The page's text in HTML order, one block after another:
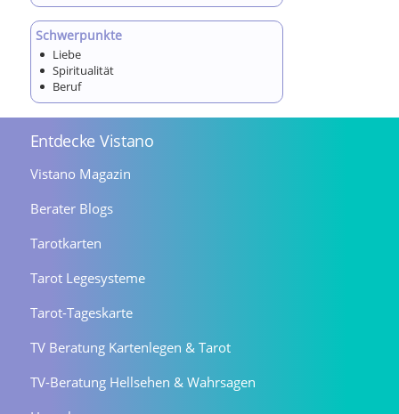
Schwerpunkte
Liebe
Spiritualität
Beruf
Entdecke Vistano
Vistano Magazin
Berater Blogs
Tarotkarten
Tarot Legesysteme
Tarot-Tageskarte
TV Beratung Kartenlegen & Tarot
TV-Beratung Hellsehen & Wahrsagen